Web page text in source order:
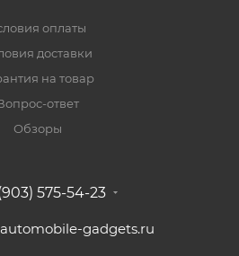
оплаты
доставки
на товар
ответ
Обзоры
575-54-23
gadgets.ru